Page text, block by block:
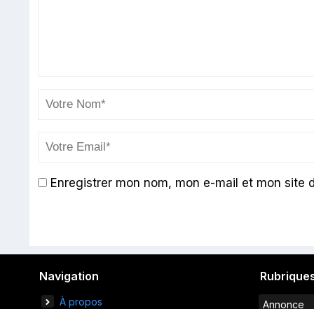
Enregistrer mon nom, mon e-mail et mon
Navigation
À propos Annonce